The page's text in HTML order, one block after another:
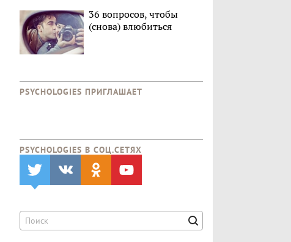
36 вопросов, чтобы
(снова) влюбиться
PSYCHOLOGIES ПРИГЛАШАЕТ
PSYCHOLOGIES В CОЦ.СЕТЯХ